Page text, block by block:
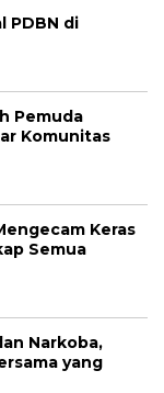
PDBN di
Pemuda
Komunitas
Keras
Semua
Narkoba,
yang